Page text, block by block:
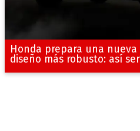
Honda prepara una
diseño más robusto: así